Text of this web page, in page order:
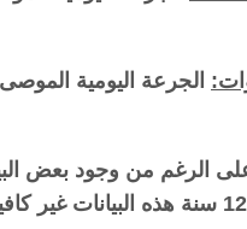
الرغم من وجود بعض
أعمارهم من 6 أشهر إلى 12 سنة